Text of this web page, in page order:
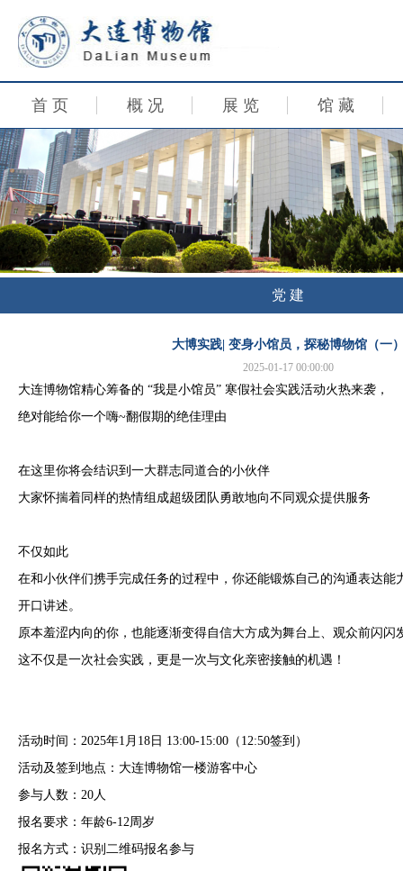
首 页 概 况 展 览 馆 藏
党 建
大博实践| 变身小馆员，探秘博物馆（一
2025-01-17 00:00:00
大连博物馆精心筹备的 “我是小馆员” 寒假社会实践活动火热来袭，
绝对能给你一个嗨~翻假期的绝佳理由
在这里你将会结识到一大群志同道合的小伙伴
大家怀揣着同样的热情组成超级团队勇敢地向不同观众提供服务
不仅如此
在和小伙伴们携手完成任务的过程中，你还能锻炼自己的沟通表达能
开口讲述。
原本羞涩内向的你，也能逐渐变得自信大方成为舞台上、观众前闪闪
这不仅是一次社会实践，更是一次与文化亲密接触的机遇！
活动时间：2025年1月18日 13:00-15:00（12:50签到）
活动及签到地点：大连博物馆一楼游客中心
参与人数：20人
报名要求：年龄6-12周岁
报名方式：识别二维码报名参与